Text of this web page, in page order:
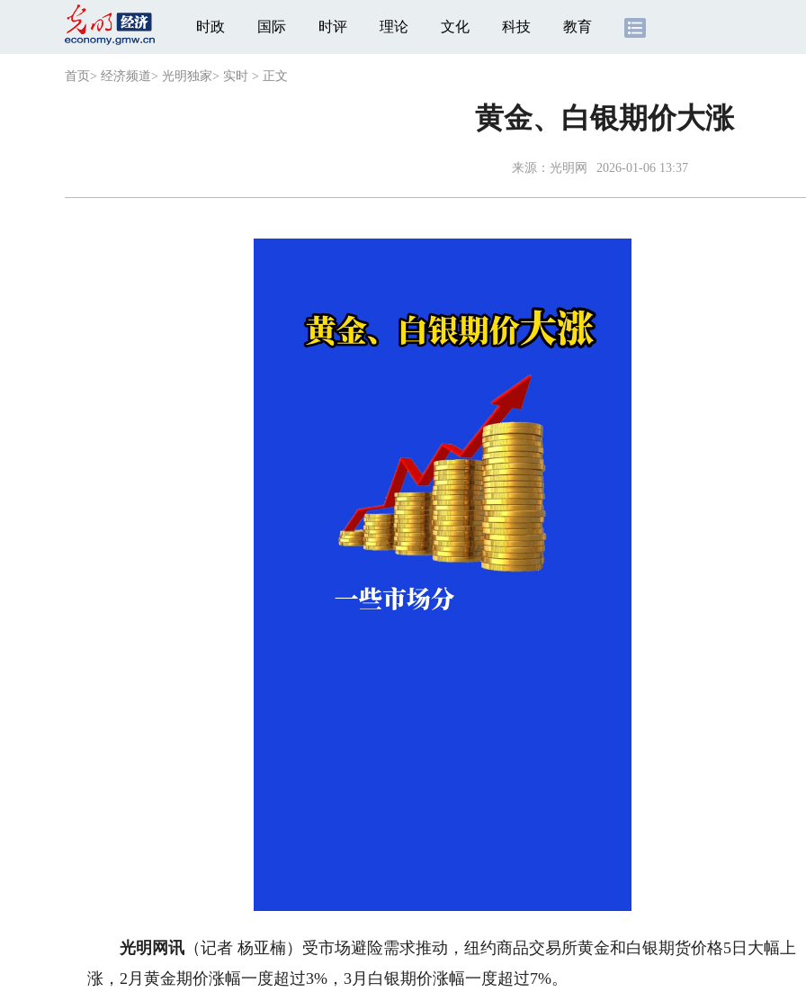
时政 国际 时评 理论 文化 科技 教育
首页 > 经济频道> 光明独家> 实时 > 正文
黄金、白银期价大涨
来源： 光明网 2026-01-06 13:37
100.00%
Rate
光明网讯 （记者 杨亚楠）受市场避险需求推动，纽约商品交易所黄金和白银期货价格5日大幅上
涨，2月黄金期价涨幅一度超过3%，3月白银期价涨幅一度超过7%。